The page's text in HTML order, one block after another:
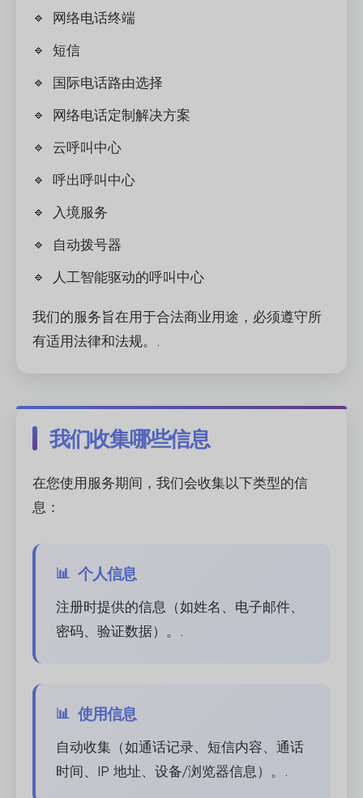
网络电话终端
短信
国际电话路由选择
网络电话定制解决方案
云呼叫中心
呼出呼叫中心
入境服务
自动拨号器
人工智能驱动的呼叫中心
我们的服务旨在用于合法商业用途，必须遵守所
有适用法律和法规。.
我们收集哪些信息
在您使用服务期间，我们会收集以下类型的信
息：
个人信息
注册时提供的信息（如姓名、电子邮件、
密码、验证数据）。.
使用信息
自动收集（如通话记录、短信内容、通话
时间、IP 地址、设备/浏览器信息）。.